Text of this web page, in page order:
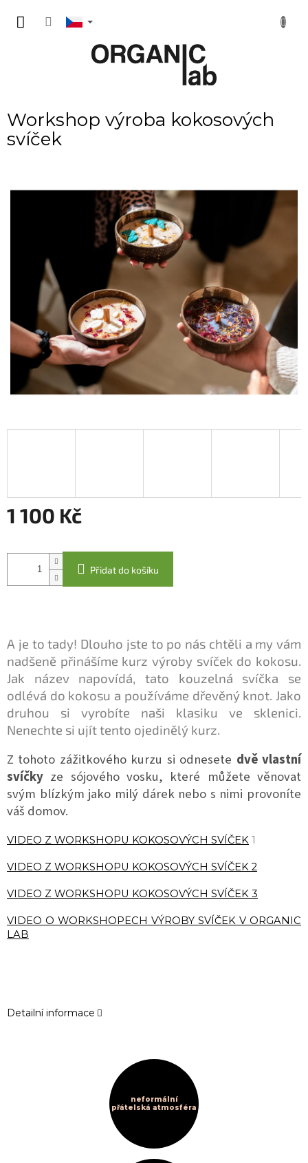
obsah
Workshop výroba kokosových
svíček
1 100 Kč
cena:
Přidat do košíku
A je to tady! Dlouho jste to po nás chtěli a my vám
nadšeně přinášíme kurz výroby svíček do kokosu.
Jak název napovídá, tato kouzelná svíčka se
odlévá do kokosu a používáme dřevěný knot. Jako
druhou si vyrobíte naši klasiku ve sklenici.
Nenechte si ujít tento ojedinělý kurz.
Z tohoto zážitkového kurzu si odnesete dvě vlastní
svíčky ze sójového vosku, které můžete věnovat
svým blízkým jako milý dárek nebo s nimi provoníte
váš domov.
VIDEO Z WORKSHOPU KOKOSOVÝCH SVÍČEK 1
VIDEO Z WORKSHOPU KOKOSOVÝCH SVÍČEK 2
VIDEO Z WORKSHOPU KOKOSOVÝCH SVÍČEK 3
VIDEO O WORKSHOPECH VÝROBY SVÍČEK V ORGANIC
LAB
Detailní informace
neformální
přátelská atmosféra